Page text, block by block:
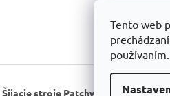
Tento web
používaním.
Šijacie stroje Patchworkparty.